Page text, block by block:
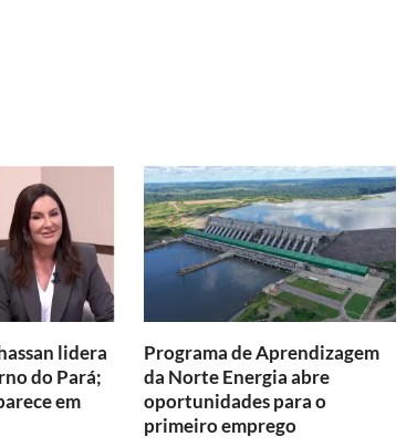
lidera
do Pará;
em
Programa de Aprendizagem
da Norte Energia abre
oportunidades para o
primeiro emprego